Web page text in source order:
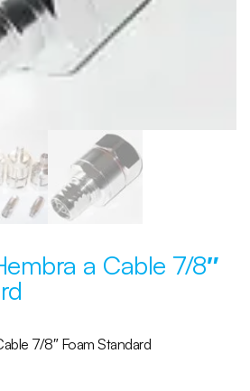
a Cable 7/8″
7/8″ Foam Standard